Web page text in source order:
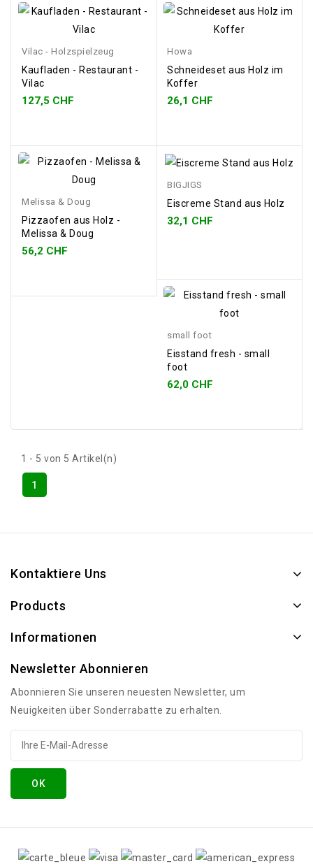
Vilac - Holzspielzeug
Kaufladen - Restaurant -
Vilac
127,5 CHF
Howa
Schneideset aus Holz im
Koffer
26,1 CHF
Melissa & Doug
Pizzaofen aus Holz -
Melissa & Doug
56,2 CHF
BIGJIGS
Eiscreme Stand aus Holz
32,1 CHF
small foot
Eisstand fresh - small
foot
62,0 CHF
1 - 5 von 5 Artikel(n)
1
Kontaktiere Uns
Products
Informationen
Newsletter Abonnieren
Abonnieren Sie unseren neuesten Newsletter, um
Neuigkeiten über Sonderrabatte zu erhalten.